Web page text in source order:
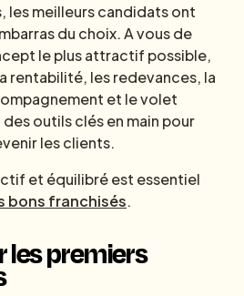
les meilleurs candidats ont
du choix. A vous de
le plus attractif possible,
rentabilité, les redevances, la
et le volet
outils clés en main pour
les clients.
et équilibré est essentiel
bons franchisés.
les premiers